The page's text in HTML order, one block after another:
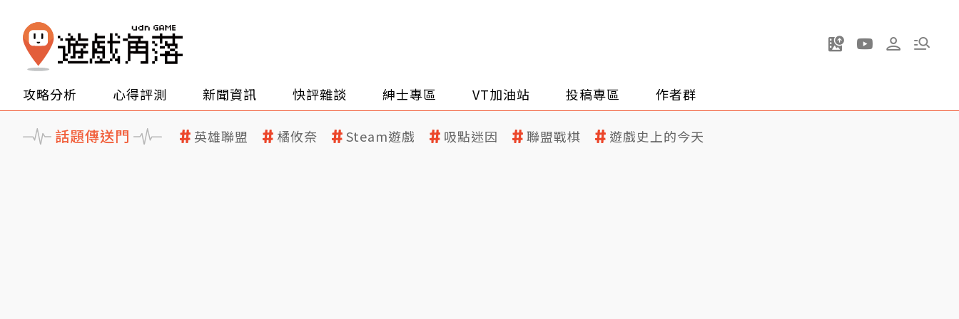
攻略分析 心得評測 新聞資訊 快評雜談 紳士專區 VT加油站 投稿專區 作者群
話題傳送門 英雄聯盟 橘攸奈 Steam遊戲 吸點迷因 聯盟戰棋 遊戲史上的今天